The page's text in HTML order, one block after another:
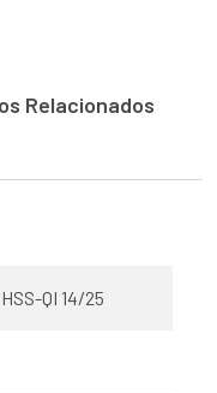
Relacionados
QI 14/25